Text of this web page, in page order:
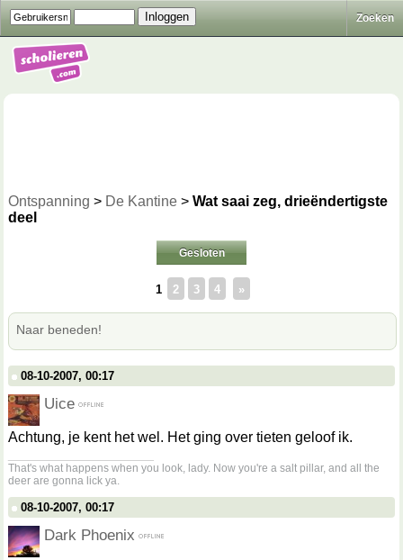
Zoeken
Ontspanning > De Kantine > Wat saai zeg, drieëndertigste
deel
Gesloten
1 2 3 4 »
Naar beneden!
08-10-2007, 00:17
Uice
Achtung, je kent het wel. Het ging over tieten geloof ik.
That's what happens when you look, lady. Now you're a salt pillar, and all the
deer are gonna lick ya.
08-10-2007, 00:17
Dark Phoenix